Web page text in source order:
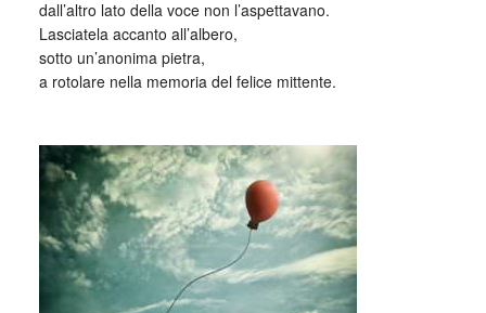
dall’altro lato della voce non l’aspettavano.
Lasciatela accanto all’albero,
sotto un’anonima pietra,
a rotolare nella memoria del felice mittente.